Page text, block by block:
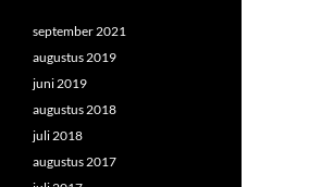
september 2021
augustus 2019
juni 2019
augustus 2018
juli 2018
augustus 2017